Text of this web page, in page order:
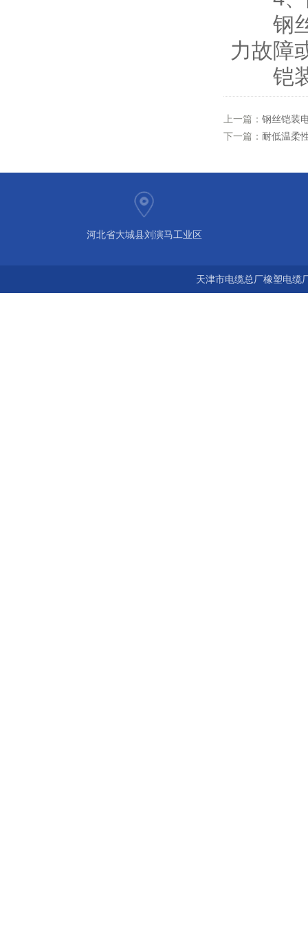
钢丝
力故障
铠装
上一篇： 钢丝铠装
下一篇： 耐低温柔
河北省大城县刘演马工业区
天津市电缆总厂橡塑电